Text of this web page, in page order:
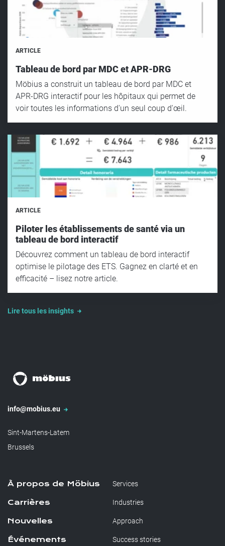
ARTICLE
Tableau de bord par MDC et APR-DRG
Möbius a construit un tableau de bord par MDC et
APR-DRG interactif pour les hôpitaux qui permet de
voir toutes les informations d'un seul coup d'œil.
ARTICLE
Piloter les établissements de santé via un
tableau de bord interactif
Découvrez comment un tableau de bord interactif
optimise le pilotage des ETS. Gagnez en clarté et en
efficacité – lisez notre article.
Lire tous les insights
info@mobius.eu
Sint-Martens-Latem
Brussels
À propos de Möbius
Carrières
Nouvelles
Événements
Services
Industries
Approach
Success stories